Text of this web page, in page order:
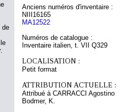
de
Anciens numéros d'inventaire :
NIII16165
MA12522
Numéros de catalogue :
Inventaire italien, t. VII Q329
LOCALISATION :
Petit format
ATTRIBUTION ACTUELLE :
Attribué à CARRACCI Agostino
Bodmer, K.